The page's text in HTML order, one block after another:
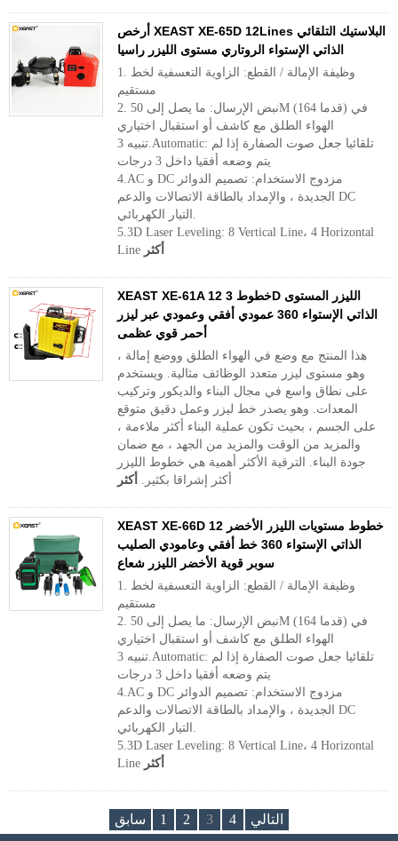
أرخص XEAST XE-65D 12Lines البلاستيك التلقائي
الذاتي الإستواء الروتاري مستوى الليزر راسيا
1. وظيفة الإمالة / القطع: الزاوية التعسفية لخط
مستقيم
2. نبض الإرسال: ما يصل إلى 50M (164 قدما) في
الهواء الطلق مع كاشف أو استقبال اختياري
تنبيه 3.Automatic: تلقائيا جعل صوت الصفارة إذا لم
يتم وضعه أفقيا داخل 3 درجات
4.AC و DC مزدوج الاستخدام: تصميم الدوائر
الجديدة ، والإمداد بالطاقة الاتصالات والدعم DC
التيار الكهربائي.
5.3D Laser Leveling: 8 Vertical Line، 4 Horizontal
Line أكثر
XEAST XE-61A 12 خطوط 3D الليزر المستوى
الذاتي الإستواء 360 عمودي أفقي وعمودي عبر ليزر
أحمر قوي عظمى
هذا المنتج مع وضع في الهواء الطلق ووضع إمالة ،
وهو مستوى ليزر متعدد الوظائف مثالية. ويستخدم
على نطاق واسع في مجال البناء والديكور وتركيب
المعدات. وهو يصدر خط ليزر وعمل دقيق متوقع
على الجسم ، بحيث تكون عملية البناء أكثر ملاءمة ،
والمزيد من الوقت والمزيد من الجهد ، مع ضمان
جودة البناء. الترقية الأكثر أهمية هي خطوط الليزر
أكثر إشراقا بكثير. أكثر
XEAST XE-66D 12 خطوط مستويات الليزر الأخضر
الذاتي الإستواء 360 خط أفقي وعامودي الصليب
سوبر قوية الأخضر الليزر شعاع
1. وظيفة الإمالة / القطع: الزاوية التعسفية لخط
مستقيم
2. نبض الإرسال: ما يصل إلى 50M (164 قدما) في
الهواء الطلق مع كاشف أو استقبال اختياري
تنبيه 3.Automatic: تلقائيا جعل صوت الصفارة إذا لم
يتم وضعه أفقيا داخل 3 درجات
4.AC و DC مزدوج الاستخدام: تصميم الدوائر
الجديدة ، والإمداد بالطاقة الاتصالات والدعم DC
التيار الكهربائي.
5.3D Laser Leveling: 8 Vertical Line، 4 Horizontal
Line أكثر
سابق 1 2 3 4 التالي